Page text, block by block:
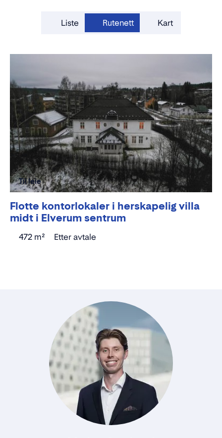
Liste Rutenett Kart
Flotte kontorlokaler i herskapelig villa
midt i Elverum sentrum
472 m² Etter avtale
Til leie